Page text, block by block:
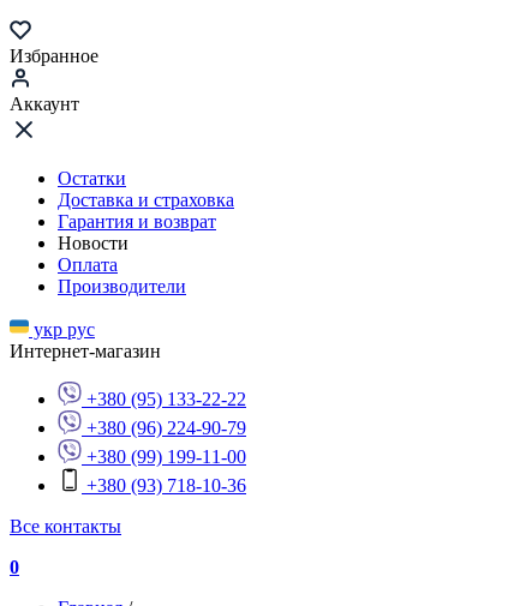
Избранное
Аккаунт
Остатки
Доставка и страховка
Гарантия и возврат
Новости
Оплата
Производители
укр рус
Интернет-магазин
+380 (95) 133-22-22
+380 (96) 224-90-79
+380 (99) 199-11-00
+380 (93) 718-10-36
Все контакты
0